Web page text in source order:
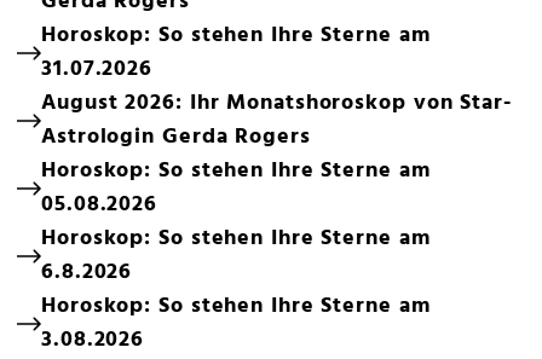
Horoskop: So stehen Ihre Sterne am
31.07.2026
August 2026: Ihr Monatshoroskop von Star-
Astrologin Gerda Rogers
Horoskop: So stehen Ihre Sterne am
05.08.2026
Horoskop: So stehen Ihre Sterne am
6.8.2026
Horoskop: So stehen Ihre Sterne am
3.08.2026